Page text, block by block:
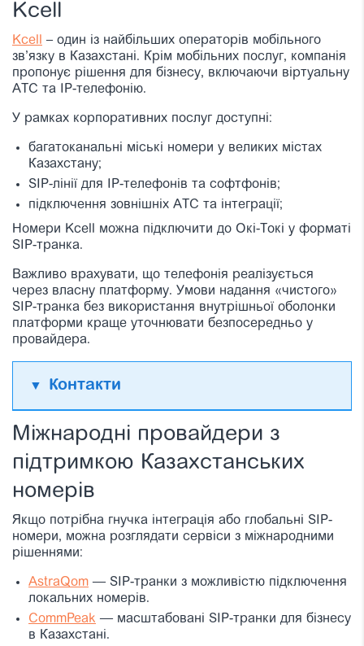
Kcell
Kcell – один із найбільших операторів мобільного
зв’язку в Казахстані. Крім мобільних послуг, компанія
пропонує рішення для бізнесу, включаючи віртуальну
АТС та IP-телефонію.
У рамках корпоративних послуг доступні:
багатоканальні міські номери у великих містах
Казахстану;
SIP-лінії для IP-телефонів та софтфонів;
підключення зовнішніх АТС та інтеграції;
Номери Kcell можна підключити до Окі-Токі у форматі
SIP-транка.
Важливо врахувати, що телефонія реалізується
через власну платформу. Умови надання «чистого»
SIP-транка без використання внутрішньої оболонки
платформи краще уточнювати безпосередньо у
провайдера.
Контакти
Міжнародні провайдери з
підтримкою Казахстанських
номерів
Якщо потрібна гнучка інтеграція або глобальні SIP-
номери, можна розглядати сервіси з міжнародними
рішеннями:
AstraQom — SIP-транки з можливістю підключення
локальних номерів.
CommPeak — масштабовані SIP-транки для бізнесу
в Казахстані.